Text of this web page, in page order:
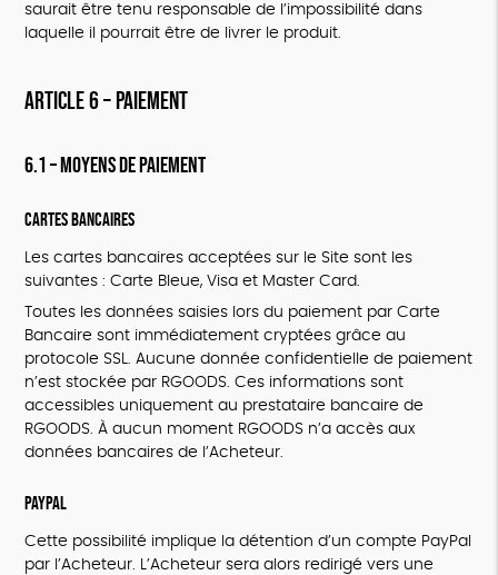
saurait être tenu responsable de l’impossibilité dans
laquelle il pourrait être de livrer le produit.
ARTICLE 6 – PAIEMENT
6.1 – Moyens de paiement
Cartes bancaires
Les cartes bancaires acceptées sur le Site sont les
suivantes : Carte Bleue, Visa et Master Card.
Toutes les données saisies lors du paiement par Carte
Bancaire sont immédiatement cryptées grâce au
protocole SSL. Aucune donnée confidentielle de paiement
n’est stockée par RGOODS. Ces informations sont
accessibles uniquement au prestataire bancaire de
RGOODS. À aucun moment RGOODS n’a accès aux
données bancaires de l’Acheteur.
PayPal
Cette possibilité implique la détention d’un compte PayPal
par l’Acheteur. L’Acheteur sera alors redirigé vers une